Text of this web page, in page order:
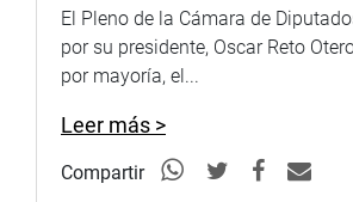
El Pleno de la Cámara de
por su presidente, Oscar Reto
por mayoría, el...
Leer más >
Compartir